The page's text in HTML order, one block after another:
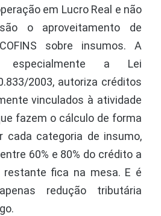
em Lucro Real e não
o aproveitamento de
sobre insumos. A
especialmente a Lei
2003, autoriza créditos
vinculados à atividade
fazem o cálculo de forma
cada categoria de insumo,
60% e 80% do crédito a
restante fica na mesa. E é
redução tributária